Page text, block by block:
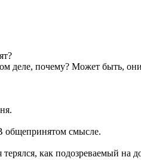
деле, почему? Может быть, они
смысле.
терялся, как подозреваемый на